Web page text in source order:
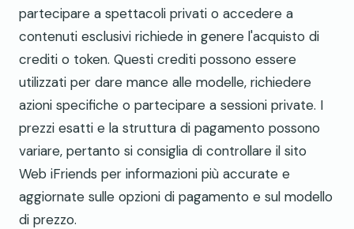
partecipare a spettacoli privati o accedere a
contenuti esclusivi richiede in genere l'acquisto di
crediti o token. Questi crediti possono essere
utilizzati per dare mance alle modelle, richiedere
azioni specifiche o partecipare a sessioni private. I
prezzi esatti e la struttura di pagamento possono
variare, pertanto si consiglia di controllare il sito
Web iFriends per informazioni più accurate e
aggiornate sulle opzioni di pagamento e sul modello
di prezzo.